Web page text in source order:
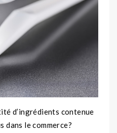
d’ingrédients contenue
dans le commerce?